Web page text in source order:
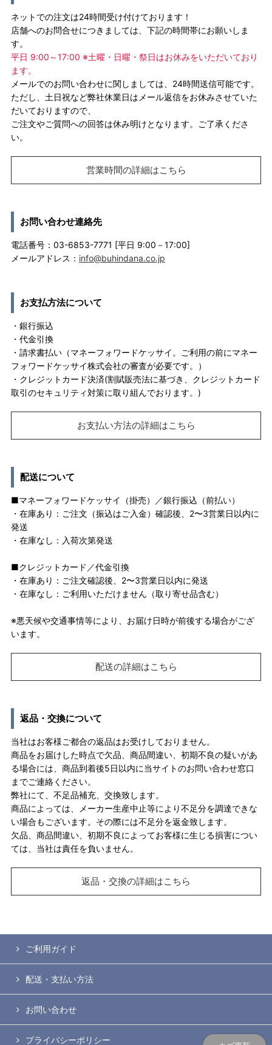
ネットでの注文は24時間受け付けております！
店舗へのお問合せにつきましては、下記の時間帯にお願いしま
す。
平日 9:00～17:00 ※土曜・日曜・祭日はお休みをいただいており
ます。
メールでのお問い合わせに関しましては、24時間送信可能です。
ただし、土日祝など弊社休業日はメール返信をお休みさせていた
だいておりますので、
ご注文やご質問への回答は休み明けとなります。ご了承くださ
い。
営業時間の詳細はこちら
お問い合わせ連絡先
電話番号：03-6853-7771 [平日 9:00－17:00]
メールアドレス： info@buhindana.co.jp
お支払方法について
・銀行振込
・代金引換
・請求書払い（マネーフォワードケッサイ。ご利用の前にマネー
フォワードケッサイ株式会社の審査が必要です。）
・クレジットカード決済(割賦販売法に基づき、クレジットカード
取引のセキュリティ対策に取り組んでおります。)
お支払い方法の詳細はこちら
配送について
■マネーフォワードケッサイ（掛売）／銀行振込（前払い）
・在庫あり：ご注文（振込はご入金）確認後、2〜3営業日以内に
発送
・在庫なし：入荷次第発送
■クレジットカード／代金引換
・在庫あり：ご注文確認後、2〜3営業日以内に発送
・在庫なし：ご利用いただけません（取り寄せ品含む）
※悪天候や交通事情等により、お届け日時が前後する場合がござ
います。
配送の詳細はこちら
返品・交換について
当社はお客様ご都合の返品はお受けしておりません。
商品をお届けした時点で欠品、商品間違い、初期不良の疑いがあ
る場合には、商品到着後5日以内に当サイトのお問い合わせ窓口
までご連絡ください。
弊社にて、不足品補充、交換致します。
商品によっては、メーカー生産中止等により不足分を調達できな
い場合もございます。その際には不足分を返金致します。
欠品、商品間違い、初期不良によってお客様に生じる損害につい
ては、当社は責任を負いません。
返品・交換の詳細はこちら
ご利用ガイド
配送・支払い方法
お問い合わせ
プライバシーポリシー